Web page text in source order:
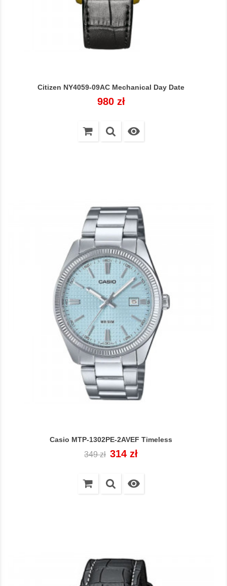
Citizen NY4059-09AC Mechanical Day Date
Cena
980 zł

Casio MTP-1302PE-2AVEF Timeless
Cena
349 zł Cena
314 zł
